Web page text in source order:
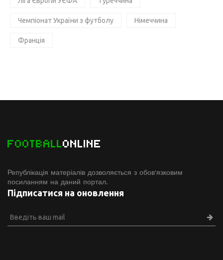
Чемпіонат України з футболу Німеччина
Франція
FOOTBALLONLINE
Републікація матеріалів дозволяється з обов'язковим
посиланням на даний портал.
Підписатися на оновлення